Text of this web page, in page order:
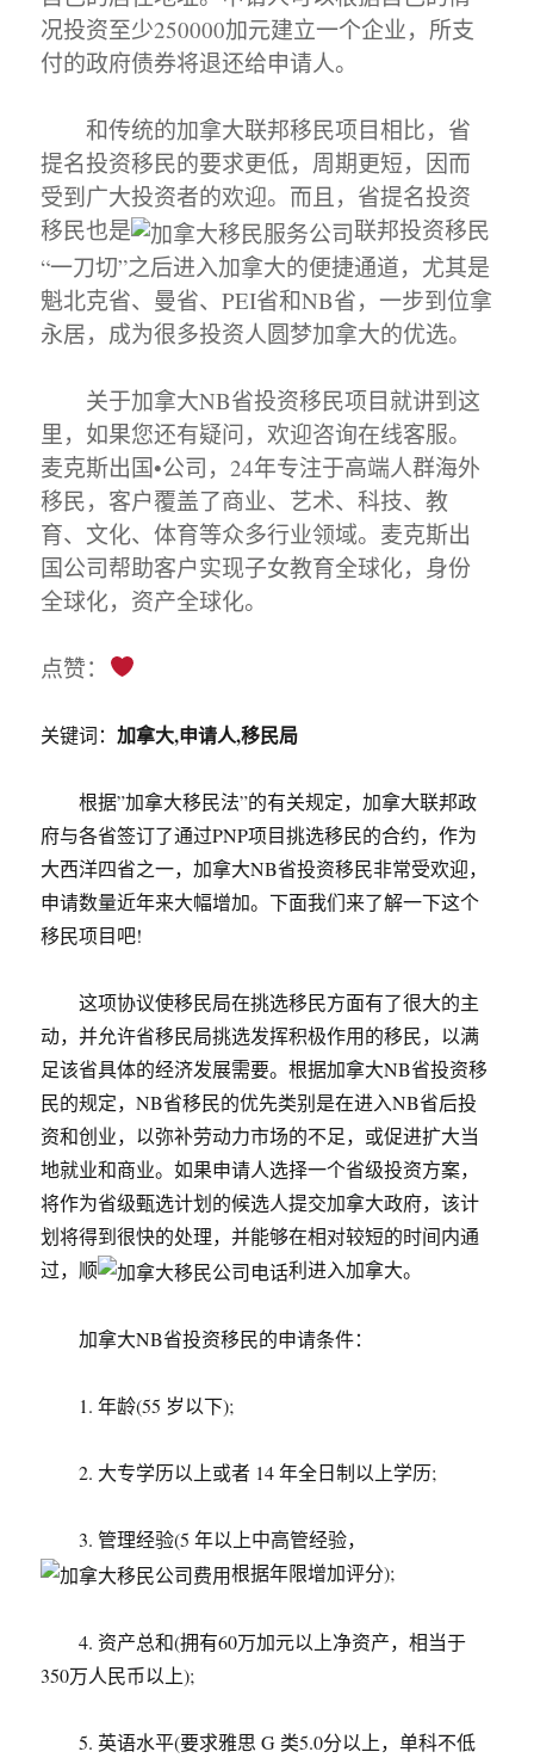
况投资至少250000加元建立一个企业，所支
付的政府债券将退还给申请人。
和传统的加拿大联邦移民项目相比，省
提名投资移民的要求更低，周期更短，因而
受到广大投资者的欢迎。而且，省提名投资
移民也是
联邦投资移民
“一刀切”之后进入加拿大的便捷通道，尤其是
魁北克省、曼省、PEI省和NB省，一步到位拿
永居，成为很多投资人圆梦加拿大的优选。
关于加拿大NB省投资移民项目就讲到这
里，如果您还有疑问，欢迎咨询在线客服。
麦克斯出国•公司，24年专注于高端人群海外
移民，客户覆盖了商业、艺术、科技、教
育、文化、体育等众多行业领域。麦克斯出
国公司帮助客户实现子女教育全球化，身份
全球化，资产全球化。
点赞：
关键词：加拿大,申请人,移民局
根据”加拿大移民法”的有关规定，加拿大联邦政
府与各省签订了通过PNP项目挑选移民的合约，作为
大西洋四省之一，加拿大NB省投资移民非常受欢迎，
申请数量近年来大幅增加。下面我们来了解一下这个
移民项目吧!
这项协议使移民局在挑选移民方面有了很大的主
动，并允许省移民局挑选发挥积极作用的移民，以满
足该省具体的经济发展需要。根据加拿大NB省投资移
民的规定，NB省移民的优先类别是在进入NB省后投
资和创业，以弥补劳动力市场的不足，或促进扩大当
地就业和商业。如果申请人选择一个省级投资方案，
将作为省级甄选计划的候选人提交加拿大政府，该计
划将得到很快的处理，并能够在相对较短的时间内通
过，顺
利进入加拿大。
加拿大NB省投资移民的申请条件：
1. 年龄(55 岁以下);
2. 大专学历以上或者 14 年全日制以上学历;
3. 管理经验(5 年以上中高管经验，
根据年限增加评分);
4. 资产总和(拥有60万加元以上净资产，相当于
350万人民币以上);
5. 英语水平(要求雅思 G 类5.0分以上，单科不低